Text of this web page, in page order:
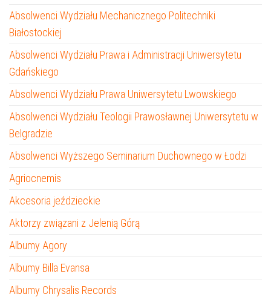
Absolwenci Wydziału Mechanicznego Politechniki
Białostockiej
Absolwenci Wydziału Prawa i Administracji Uniwersytetu
Gdańskiego
Absolwenci Wydziału Prawa Uniwersytetu Lwowskiego
Absolwenci Wydziału Teologii Prawosławnej Uniwersytetu w
Belgradzie
Absolwenci Wyższego Seminarium Duchownego w Łodzi
Agriocnemis
Akcesoria jeździeckie
Aktorzy związani z Jelenią Górą
Albumy Agory
Albumy Billa Evansa
Albumy Chrysalis Records